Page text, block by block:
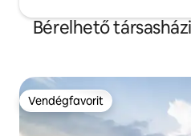
Bérelhető
Vendégfavorit
Vendégfavorit